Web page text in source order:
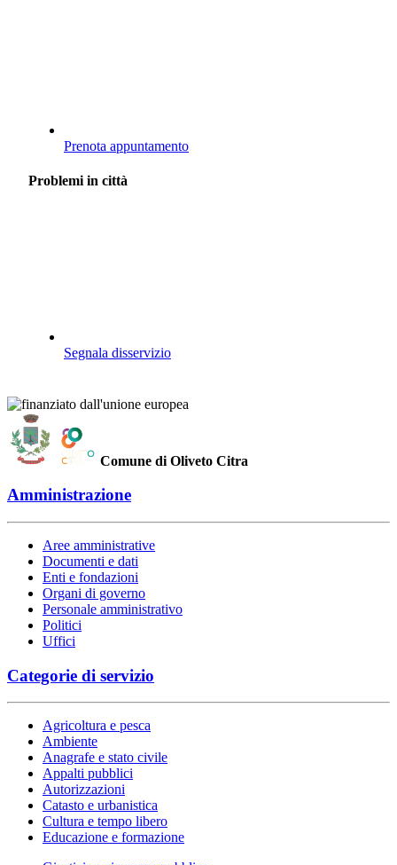
Prenota appuntamento
Problemi in città
Segnala disservizio
Comune di Oliveto Citra
Amministrazione
Aree amministrative
Documenti e dati
Enti e fondazioni
Organi di governo
Personale amministrativo
Politici
Uffici
Categorie di servizio
Agricoltura e pesca
Ambiente
Anagrafe e stato civile
Appalti pubblici
Autorizzazioni
Catasto e urbanistica
Cultura e tempo libero
Educazione e formazione